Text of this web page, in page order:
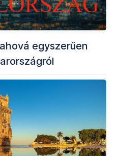
egyszerűen